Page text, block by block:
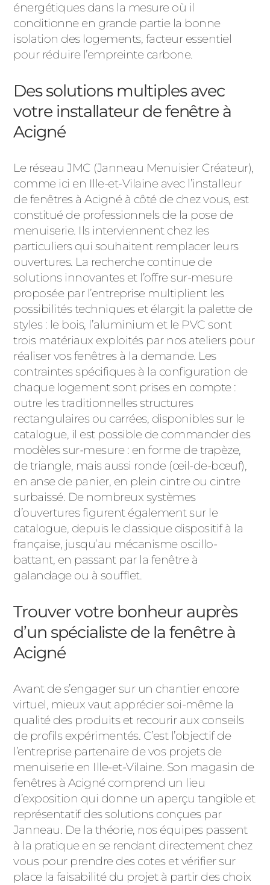
énergétiques dans la mesure où il
conditionne en grande partie la bonne
isolation des logements, facteur essentiel
pour réduire l’empreinte carbone.
Des solutions multiples avec
votre installateur de fenêtre à
Acigné
Le réseau JMC (Janneau Menuisier Créateur),
comme ici en Ille-et-Vilaine avec l’installeur
de fenêtres à Acigné à côté de chez vous, est
constitué de professionnels de la pose de
menuiserie. Ils interviennent chez les
particuliers qui souhaitent remplacer leurs
ouvertures. La recherche continue de
solutions innovantes et l’offre sur-mesure
proposée par l’entreprise multiplient les
possibilités techniques et élargit la palette de
styles : le bois, l’aluminium et le PVC sont
trois matériaux exploités par nos ateliers pour
réaliser vos fenêtres à la demande. Les
contraintes spécifiques à la configuration de
chaque logement sont prises en compte :
outre les traditionnelles structures
rectangulaires ou carrées, disponibles sur le
catalogue, il est possible de commander des
modèles sur-mesure : en forme de trapèze,
de triangle, mais aussi ronde (œil-de-bœuf),
en anse de panier, en plein cintre ou cintre
surbaissé. De nombreux systèmes
d’ouvertures figurent également sur le
catalogue, depuis le classique dispositif à la
française, jusqu’au mécanisme oscillo-
battant, en passant par la fenêtre à
galandage ou à soufflet.
Trouver votre bonheur auprès
d’un spécialiste de la fenêtre à
Acigné
Avant de s’engager sur un chantier encore
virtuel, mieux vaut apprécier soi-même la
qualité des produits et recourir aux conseils
de profils expérimentés. C’est l’objectif de
l’entreprise partenaire de vos projets de
menuiserie en Ille-et-Vilaine. Son magasin de
fenêtres à Acigné comprend un lieu
d’exposition qui donne un aperçu tangible et
représentatif des solutions conçues par
Janneau. De la théorie, nos équipes passent
à la pratique en se rendant directement chez
vous pour prendre des cotes et vérifier sur
place la faisabilité du projet à partir des choix